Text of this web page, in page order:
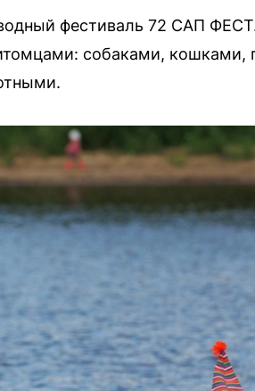
фестиваль 72 САП
собаками, кошками,